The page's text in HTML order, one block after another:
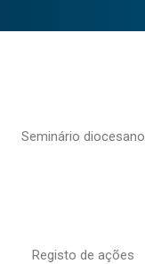
Seminário diocesano
Registo de ações